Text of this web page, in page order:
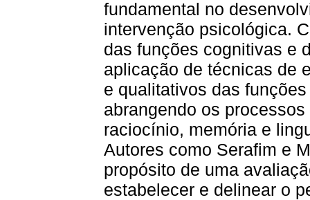
fundamental no
intervenção psicológica.
das funções cognitivas e
aplicação de técnicas de
e qualitativos das
abrangendo os
raciocínio, memória e
Autores como Serafim e
propósito de uma
estabelecer e delinear o